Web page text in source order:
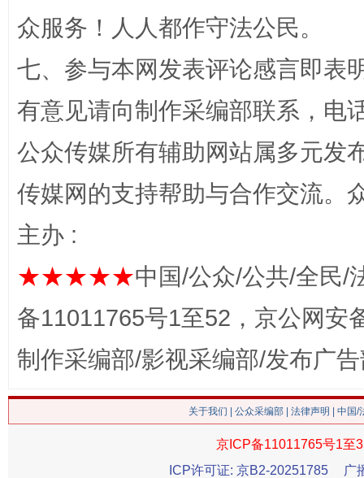
网上购药对药下症？
众服务！人人都作守法公民。
七、参与本网发表评论感言即表
有意见请向制作采编部联系，电
公众传媒所有辅助网站属多元发
传媒网的支持帮助与合作交流。
主办 :
★★★★★中国/公众/公共/全民/
备11011765号1至52，京公网安
制作采编部/影视采编部/发布广
关于我们 公众采编部 法律声明 | 中国
京ICP备11011765号1至
ICP许可证: 京B2-20251785
广